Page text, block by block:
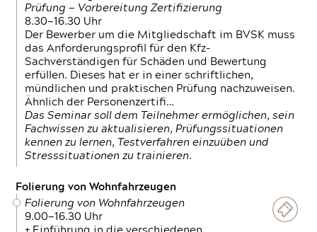
Prüfung — Vorbereitung Zertifizierung
8.30—16.30 Uhr
Der Bewerber um die Mitgliedschaft im BVSK muss
das Anforderungsprofil für den Kfz-
Sachverständigen für Schäden und Bewertung
erfüllen. Dieses hat er in einer schriftlichen,
mündlichen und praktischen Prüfung nachzuweisen.
Ähnlich der Personenzertifi…
Das Seminar soll dem Teilnehmer ermöglichen, sein
Fachwissen zu aktualisieren, Prüfungssituationen
kennen zu lernen, Testverfahren einzuüben und
Stresssituationen zu trainieren.
Folierung von Wohnfahrzeugen
Folierung von Wohnfahrzeugen
9.00—16.30 Uhr